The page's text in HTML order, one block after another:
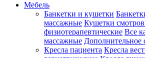
Мебель
Банкетки и кушетки
массажные Кушетки
физиотерапевтические Все
массажные Дополнительное
Кресла пациента Кресла